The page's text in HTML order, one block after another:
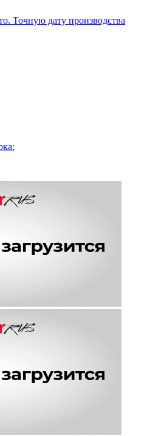
Точную дату производства